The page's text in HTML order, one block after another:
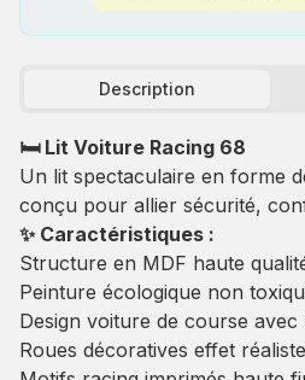
Description
🛏 Lit Voiture Racing 68
Un lit spectaculaire en forme
conçu pour allier sécurité,
✨ Caractéristiques :
Structure en MDF haute
Peinture écologique non
Design voiture de course
Roues décoratives effet réaliste